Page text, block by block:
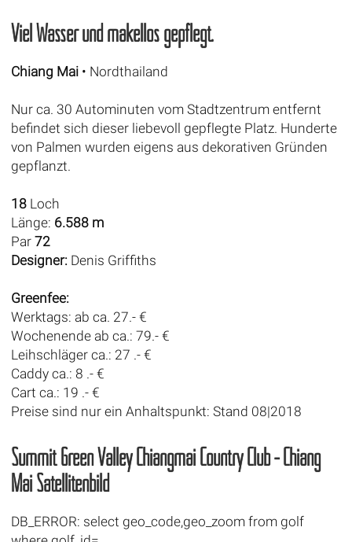
Viel Wasser und makellos gepflegt.
Chiang Mai• Nordthailand
Nur ca. 30 Autominuten vom Stadtzentrum entfernt
befindet sich dieser liebevoll gepflegte Platz. Hunderte
von Palmen wurden eigens aus dekorativen Gründen
gepflanzt.
18Loch
Länge: 6.588 m
Par 72
Designer:Denis Griffiths
Greenfee:
Werktags: ab ca. 27.- €
Wochenende ab ca.: 79.- €
Leihschläger ca.: 27 .- €
Caddy ca.: 8 .- €
Cart ca.: 19 .- €
Preise sind nur ein Anhaltspunkt: Stand 08|2018
Summit Green Valley Chiangmai Country Club - Chiang
Mai Satellitenbild
DB_ERROR: select geo_code,geo_zoom from golf